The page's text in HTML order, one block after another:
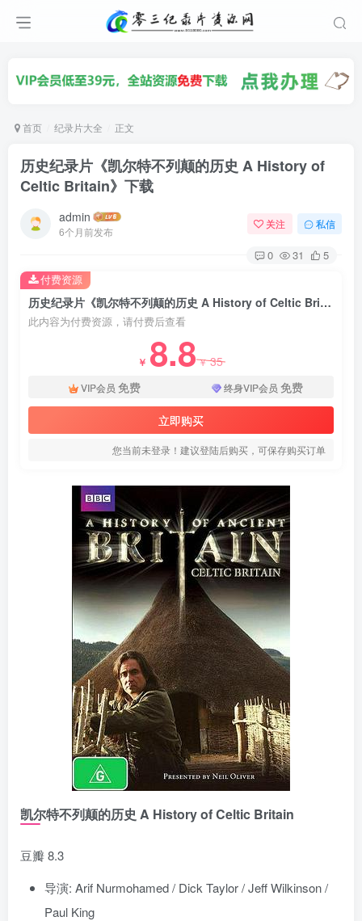
首页 纪录片大全 正文
历史纪录片《凯尔特不列颠的历史 A History of
Celtic Britain》下载
admin
6个月前发布
关注 私信
0 31 5
历史纪录片《凯尔特不列颠的历史 A History of Celtic Britain》下载
此内容为付费资源，请付费后查看
￥ 8.8￥35
VIP会员 免费 终身VIP会员 免费
立即购买
您当前未登录！建议登陆后购买，可保存购买订单
付费资源
凯尔特不列颠的历史 A History of Celtic Britain
豆瓣 8.3
导演: Arif Nurmohamed / Dick Taylor / Jeff Wilkinson /
Paul King